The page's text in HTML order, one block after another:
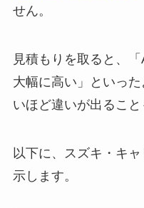
せん。
見積もりを取ると、
大幅に高い」といっ
いほど違いが出ること
以下に、スズキ・キ
示します。